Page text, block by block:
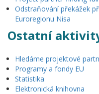
Odstraňování překážek
Euroregionu Nisa
Ostatní
Hledáme projektové
Programy a fondy EU
Statistika
Elektronická knihovna